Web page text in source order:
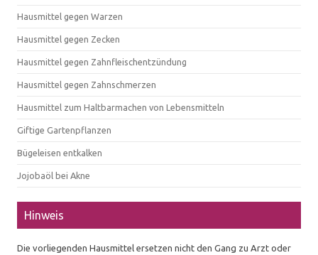
Hausmittel gegen Warzen
Hausmittel gegen Zecken
Hausmittel gegen Zahnfleischentzündung
Hausmittel gegen Zahnschmerzen
Hausmittel zum Haltbarmachen von Lebensmitteln
Giftige Gartenpflanzen
Bügeleisen entkalken
Jojobaöl bei Akne
Hinweis
Die vorliegenden Hausmittel ersetzen nicht den Gang zu Arzt oder